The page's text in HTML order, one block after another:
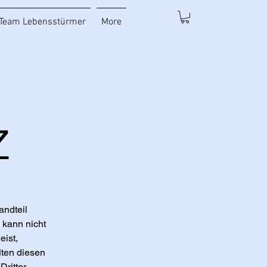
Lebensstürmer More
nicht
diesen